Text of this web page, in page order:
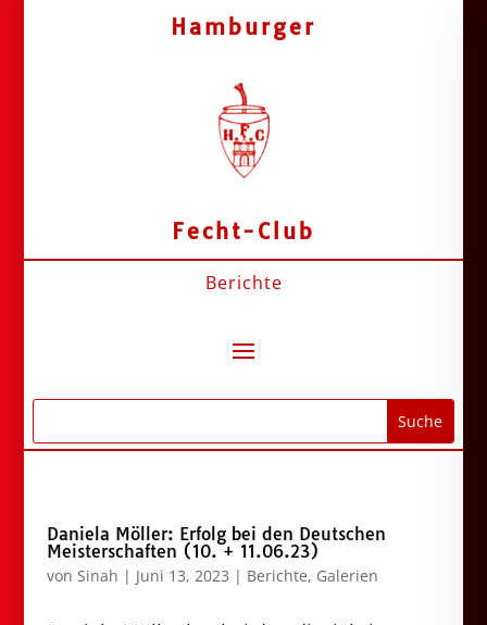
Hamburger
Fecht-Club
Berichte
Daniela Möller: Erfolg bei den Deutschen
Meisterschaften (10. + 11.06.23)
von Sinah | Juni 13, 2023 | Berichte, Galerien